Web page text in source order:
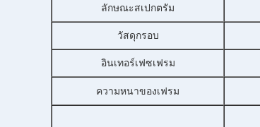
ลักษณะสเปกตรัม
วัสดุกรอบ
อินเทอร์เฟซเฟรม
ความหนาของเฟรม